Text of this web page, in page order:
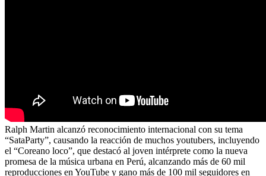
Ralph Martin alcanzó reconocimiento internacional con su tema
“SataParty”, causando la reacción de muchos youtubers, incluyendo
el “Coreano loco”, que destacó al joven intérprete como la nueva
promesa de la música urbana en Perú, alcanzando más de 60 mil
reproducciones en YouTube y gano más de 100 mil seguidores en